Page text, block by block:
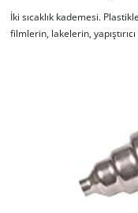
İki sıcaklık kademesi.
filmlerin, lakelerin,